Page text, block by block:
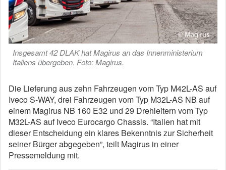
Insgesamt 42 DLAK hat Magirus an das Innenministerium
Italiens übergeben. Foto: Magirus.
Die Lieferung aus zehn Fahrzeugen vom Typ M42L-AS auf
Iveco S-WAY, drei Fahrzeugen vom Typ M32L-AS NB auf
einem Magirus NB 160 E32 und 29 Drehleitern vom Typ
M32L-AS auf Iveco Eurocargo Chassis. “Italien hat mit
dieser Entscheidung ein klares Bekenntnis zur Sicherheit
seiner Bürger abgegeben”, teilt Magirus in einer
Pressemeldung mit.